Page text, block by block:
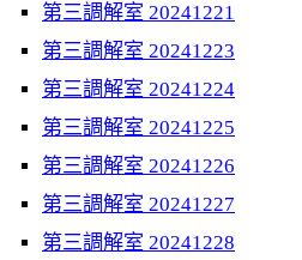
第三調解室 20241221
第三調解室 20241223
第三調解室 20241224
第三調解室 20241225
第三調解室 20241226
第三調解室 20241227
第三調解室 20241228